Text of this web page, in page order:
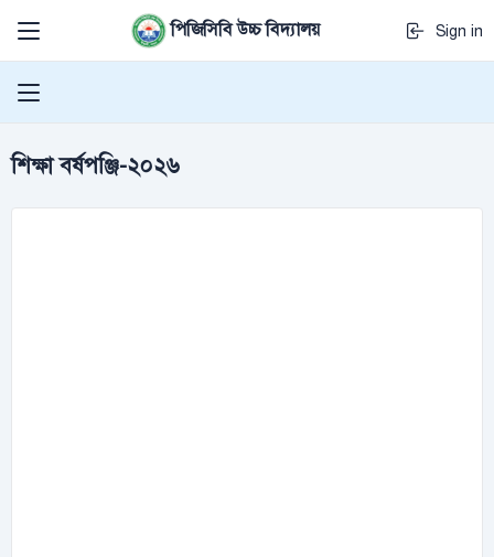
পিজিসিবি উচ্চ বিদ্যালয় Sign in
শিক্ষা বর্ষপঞ্জি-২০২৬